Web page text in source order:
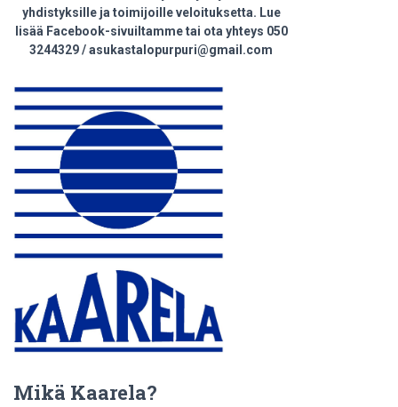
yhdistyksille ja toimijoille veloituksetta. Lue
lisää Facebook-sivuiltamme tai ota yhteys 050
3244329 / asukastalopurpuri@gmail.com
Mikä Kaarela?